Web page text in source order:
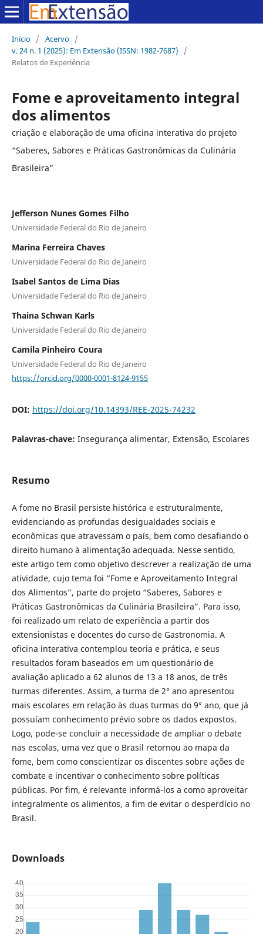
Início / Acervo /
v. 24 n. 1 (2025): Em Extensão (ISSN: 1982-7687)
/
Relatos de Experiência
Fome e aproveitamento integral
dos alimentos
criação e elaboração de uma oficina interativa do projeto
“Saberes, Sabores e Práticas Gastronômicas da Culinária
Brasileira”
Jefferson Nunes Gomes Filho
Universidade Federal do Rio de Janeiro
Marina Ferreira Chaves
Universidade Federal do Rio de Janeiro
Isabel Santos de Lima Dias
Universidade Federal do Rio de Janeiro
Thaina Schwan Karls
Universidade Federal do Rio de Janeiro
Camila Pinheiro Coura
Universidade Federal do Rio de Janeiro
https://orcid.org/0000-0001-8124-9155
DOI: https://doi.org/10.14393/REE-2025-74232
Palavras-chave: Insegurança alimentar, Extensão, Escolares
Resumo
A fome no Brasil persiste histórica e estruturalmente,
evidenciando as profundas desigualdades sociais e
econômicas que atravessam o país, bem como desafiando o
direito humano à alimentação adequada. Nesse sentido,
este artigo tem como objetivo descrever a realização de uma
atividade, cujo tema foi “Fome e Aproveitamento Integral
dos Alimentos”, parte do projeto “Saberes, Sabores e
Práticas Gastronômicas da Culinária Brasileira”. Para isso,
foi realizado um relato de experiência a partir dos
extensionistas e docentes do curso de Gastronomia. A
oficina interativa contemplou teoria e prática, e seus
resultados foram baseados em um questionário de
avaliação aplicado a 62 alunos de 13 a 18 anos, de três
turmas diferentes. Assim, a turma de 2° ano apresentou
mais escolares em relação às duas turmas do 9° ano, que já
possuíam conhecimento prévio sobre os dados expostos.
Logo, pode-se concluir a necessidade de ampliar o debate
nas escolas, uma vez que o Brasil retornou ao mapa da
fome, bem como conscientizar os discentes sobre ações de
combate e incentivar o conhecimento sobre políticas
públicas. Por fim, é relevante informá-los a como aproveitar
integralmente os alimentos, a fim de evitar o desperdício no
Brasil.
Downloads